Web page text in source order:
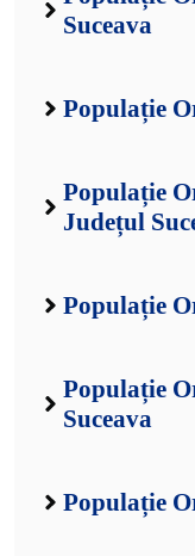
Suceava
Populație
Populație
Județul
Populație
Populație
Suceava
Populație